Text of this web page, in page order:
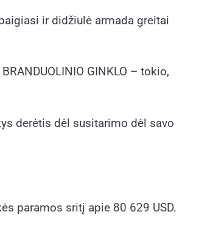
ir didžiulė armada greitai
GINKLO – tokio,
derėtis dėl susitarimo dėl savo
paramos sritį apie 80 629 USD.